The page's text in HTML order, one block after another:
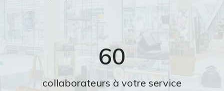
60
collaborateurs à votre service